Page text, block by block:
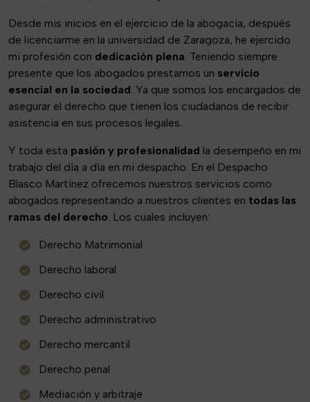
Desde mis inicios en el ejercicio de la abogacía, después
de licenciarme en la universidad de Zaragoza, he ejercido
mi profesión con dedicación plena. Teniendo siempre
presente que los abogados prestamos un servicio
esencial en la sociedad. Ya que somos los encargados de
asegurar el derecho que tienen los ciudadanos de recibir
asistencia en sus procesos legales.
Y toda esta pasión y profesionalidad la desempeño en mi
trabajo del día a día en mi despacho. En el Despacho
Blasco Martínez ofrecemos nuestros servicios como
abogados representando a nuestros clientes en todas las
ramas del derecho. Los cuales incluyen:
Derecho Matrimonial
Derecho laboral
Derecho civil
Derecho administrativo
Derecho mercantil
Derecho penal
Mediación y arbitraje